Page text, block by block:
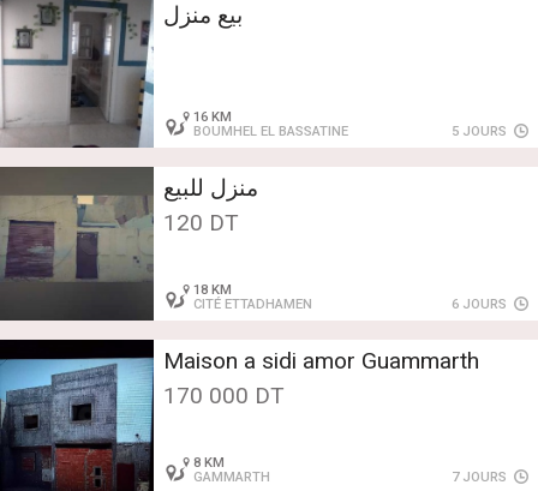
بيع منزل
16 KM
BOUMHEL EL BASSATINE
5 JOURS
منزل للبيع
120 DT
18 KM
CITÉ ETTADHAMEN
6 JOURS
Maison a sidi amor Guammarth
170 000 DT
8 KM
GAMMARTH
7 JOURS